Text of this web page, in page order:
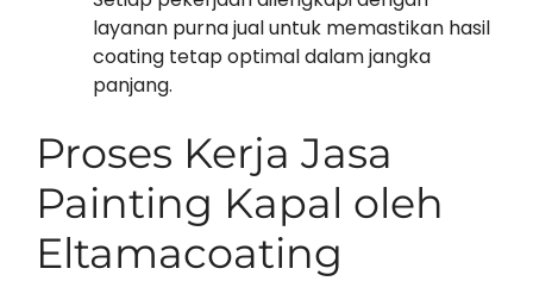
layanan purna jual untuk memastikan hasil
coating tetap optimal dalam jangka
panjang.
Proses Kerja Jasa
Painting Kapal oleh
Eltamacoating